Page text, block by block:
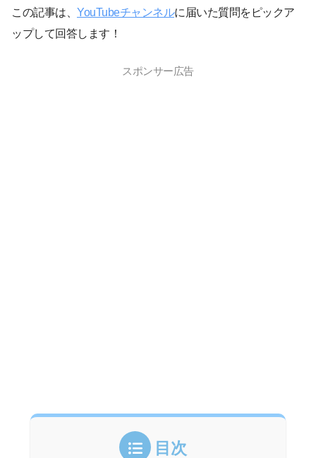
この記事は、 YouTubeチャンネルに届いた質問をピックア
ップして回答します！
スポンサー広告
目次